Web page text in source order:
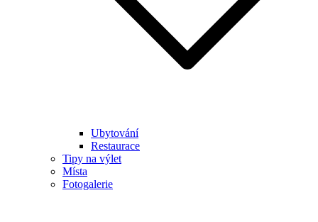
Ubytování
Restaurace
Tipy na výlet
Místa
Fotogalerie